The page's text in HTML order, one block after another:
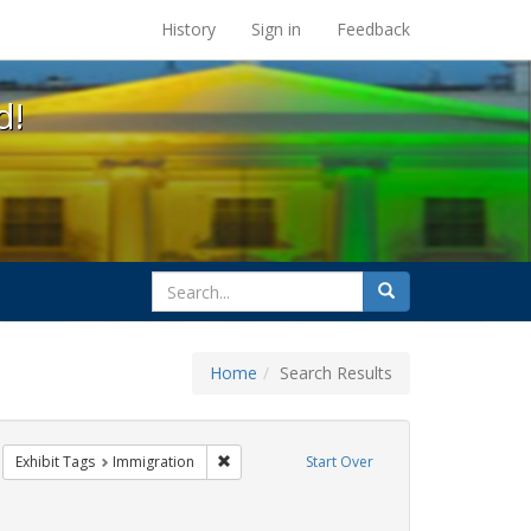
at the UC Berkeley Library
History Sign in Feedback
search
for
Search
Home Search Results
Start Over
AIDSconstraint Exhibit Tags: protest
Exhibit Tags Immigration Remove constraint Exhibit Tags: Immigration